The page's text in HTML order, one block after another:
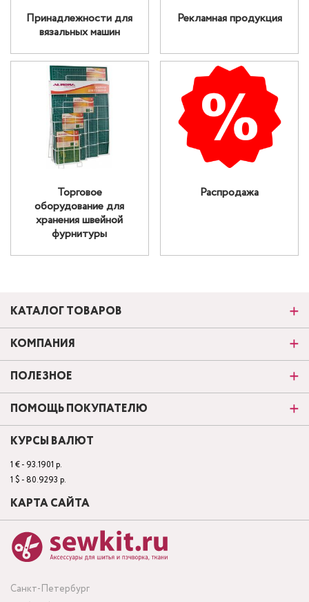
Принадлежности для
вязальных машин
Рекламная продукция
Торговое
оборудование для
хранения швейной
фурнитуры
Распродажа
Санкт-Петербург
КАТАЛОГ ТОВАРОВ
КОМПАНИЯ
ПОЛЕЗНОЕ
ПОМОЩЬ ПОКУПАТЕЛЮ
КУРСЫ ВАЛЮТ
1 € - 93.1901 р.
1 $ - 80.9293 р.
КАРТА САЙТА